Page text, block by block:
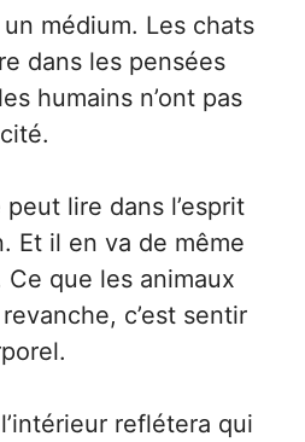
un médium. Les chats
dans les pensées
humains n’ont pas
lire dans l’esprit
Et il en va de même
que les animaux
c’est sentir
reflétera qui